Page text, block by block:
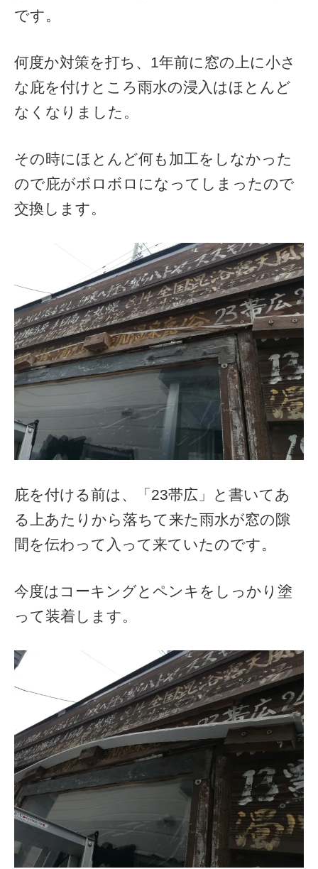
です。
何度か対策を打ち、1年前に窓の上に小さ
な庇を付けところ雨水の浸入はほとんど
なくなりました。
その時にほとんど何も加工をしなかった
ので庇がボロボロになってしまったので
交換します。
庇を付ける前は、「23帯広」と書いてあ
る上あたりから落ちて来た雨水が窓の隙
間を伝わって入って来ていたのです。
今度はコーキングとペンキをしっかり塗
って装着します。